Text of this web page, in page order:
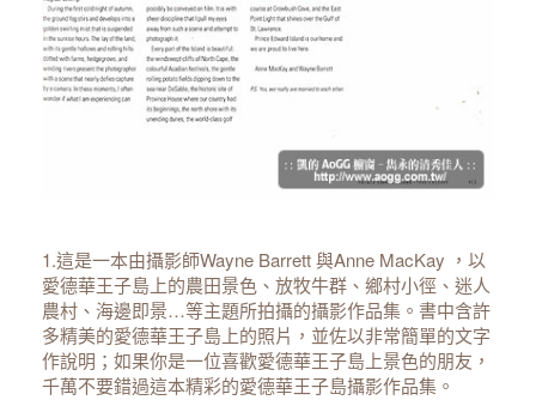
1.這是一本由攝影師Wayne Barrett 與Anne MacKay ，以
愛德華王子島上的農田景色、放牧牛群、鄉村小徑、迷人
農村、海邊即景…等主題所拍攝的攝影作品集。書中含許
多精美的愛德華王子島上的照片，並佐以非常簡單的文字
作說明；如果你是一位喜歡愛德華王子島上景色的朋友，
千萬不要錯過這本精彩的愛德華王子島攝影作品集。